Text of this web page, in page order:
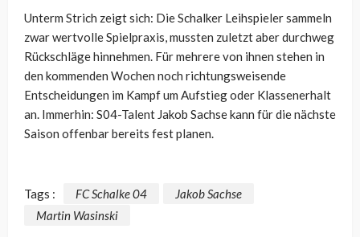
Unterm Strich zeigt sich: Die Schalker Leihspieler sammeln
zwar wertvolle Spielpraxis, mussten zuletzt aber durchweg
Rückschläge hinnehmen. Für mehrere von ihnen stehen in
den kommenden Wochen noch richtungsweisende
Entscheidungen im Kampf um Aufstieg oder Klassenerhalt
an. Immerhin: S04-Talent Jakob Sachse kann für die nächste
Saison offenbar bereits fest planen.
Tags : FC Schalke 04
Jakob Sachse
Martin Wasinski